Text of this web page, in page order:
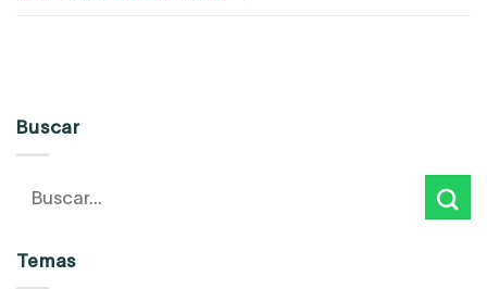
Buscar
Temas